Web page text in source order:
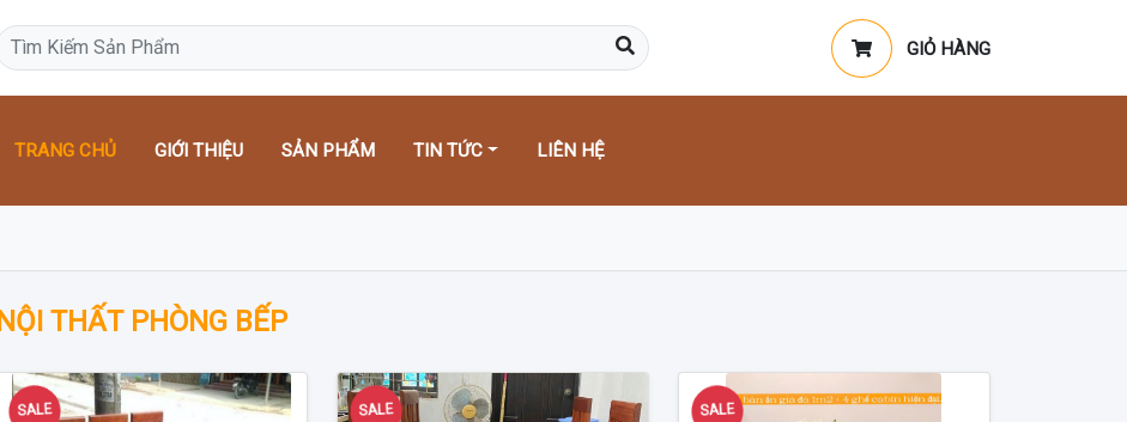
GIỎ HÀNG
TRANG CHỦ GIỚI THIỆU SẢN PHẨM TIN TỨC LIÊN HỆ
NỘI THẤT PHÒNG BẾP
SALE SALE SALE